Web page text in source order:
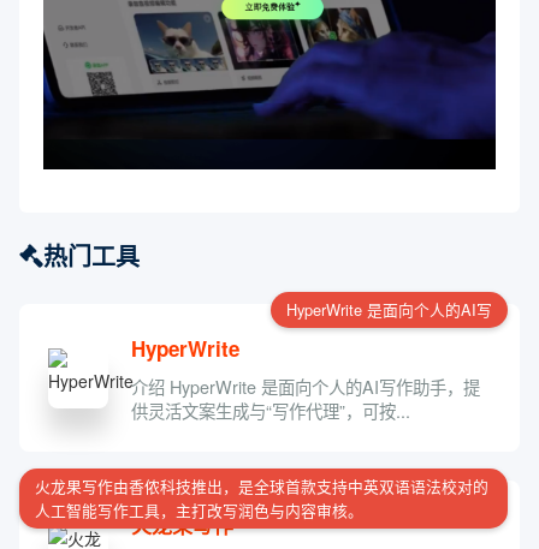
热门工具
HyperWrite 是面向个人的AI写
HyperWrite
介绍 HyperWrite 是面向个人的AI写作助手，提
供灵活文案生成与“写作代理”，可按...
火龙果写作由香侬科技推出，是全球首款支持中英双语语法校对的
人工智能写作工具，主打改写润色与内容审核。
火龙果写作